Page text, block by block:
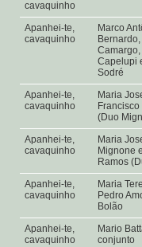
cavaquinho
Apanhei-te,
cavaquinho
Marco
Capelupi
Sodré
Apanhei-te,
cavaquinho
Maria
(Duo
Apanhei-te,
cavaquinho
Maria
Mignone
Ramos
Apanhei-te,
cavaquinho
Maria
Pedro
Bolão
Apanhei-te,
cavaquinho
Mario
conjunto